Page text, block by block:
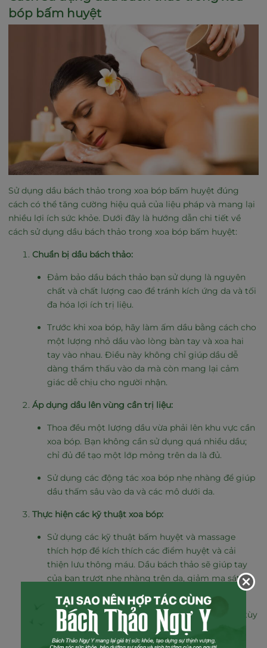
bóp bấm huyệt
Sử dụng dầu bách thảo trong xoa bóp bấm huyệt đúng
cách có thể tăng cường hiệu quả của liệu pháp và mang lại
nhiều lợi ích sức khỏe. Dưới đây là hướng dẫn chi tiết về
cách sử dụng dầu bách thảo trong xoa bóp bấm huyệt:
Chuẩn bị dầu bách thảo:
Đảm bảo dầu bách thảo bạn sử dụng là nguyên
chất và chất lượng cao để tránh kích ứng da và tối
đa hóa lợi ích trị liệu.
Trước khi xoa bóp, hãy làm ấm dầu bằng cách cho
một lượng nhỏ dầu vào lòng bàn tay và xoa hai
tay vào nhau. Điều này không chỉ giúp dầu dễ
dàng thẩm thấu vào da mà còn mang lại cảm
giác dễ chịu cho người nhận.
Áp dụng dầu lên vùng cần trị liệu:
Thoa đều một lượng dầu vừa phải lên khu vực cần
xoa bóp. Bạn không cần sử dụng quá nhiều dầu;
chỉ đủ để tạo một lớp mỏng trên da là đủ.
Sử dụng các động tác xoa bóp nhẹ nhàng để giúp
dầu thấm sâu vào da và các mô dưới da.
Thực hiện các kỹ thuật xoa bóp:
Sử dụng các kỹ thuật bấm huyệt và massage
thích hợp để kích thích các điểm huyệt và cải
thiện lưu thông máu. Dầu bách thảo sẽ giúp tay
của bạn trượt nhẹ nhàng trên da, giảm ma sát và
tăng cường cảm giác thư giãn.
Tập trung vào các kỹ thuật như ấn, xoa, và day, tùy
thuộc vào tình trạng cụ thể của người nhận.